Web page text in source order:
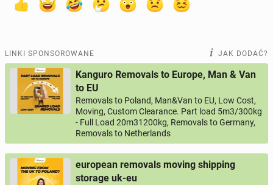
LINKI SPONSOROWANE JAK DODAĆ?
Kanguro Removals to Europe, Man & Van
to EU
Removals to Poland, Man&Van to EU, Low Cost,
Moving, Custom Clearance. Part load 5m3/300kg
- Full Load 20m31200kg, Removals to Germany,
Removals to Netherlands
european removals moving shipping
storage uk-eu